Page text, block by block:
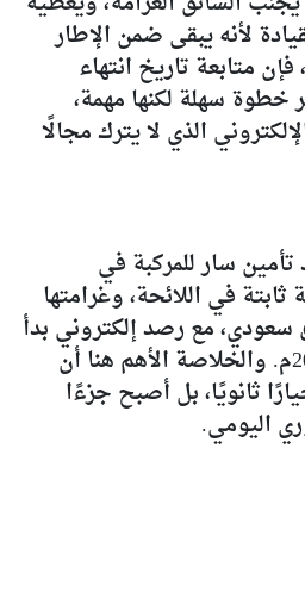
لأنه يبقى ضمن الإطار
متابعة تاريخ انتهاء
خطوة سهلة لكنها مهمة،
الذي لا يترك مجالًا
سار للمركبة في
في اللائحة، وغرامتها
بين 100 و150 ريال سعودي، مع رصد إلكتروني بدأ
تطبيقه منذ 1 أكتوبر 2023م. والخلاصة الأهم هنا أن
ثانويًا، بل أصبح جزءًا
اليومي.